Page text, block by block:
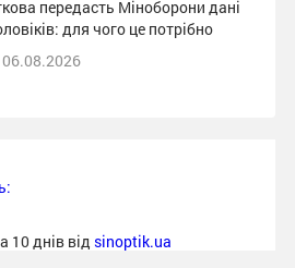
передасть Міноборони дані
для чого це потрібно
10 днів від sinoptik.ua